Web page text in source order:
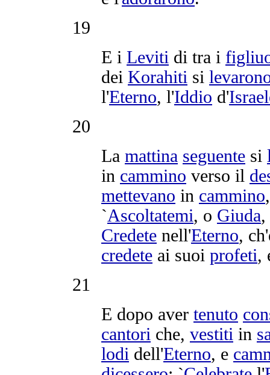
19
E i Leviti di tra i
dei Korahiti si
l'Eterno, l'Iddio d'
20
La mattina seguente si
in cammino verso il
mettevano in cammino
`Ascoltatemi, o Giuda
Credete nell'Eterno,
credete ai suoi profeti,
21
E dopo aver tenuto
cantori che, vestiti in
lodi dell'Eterno, e